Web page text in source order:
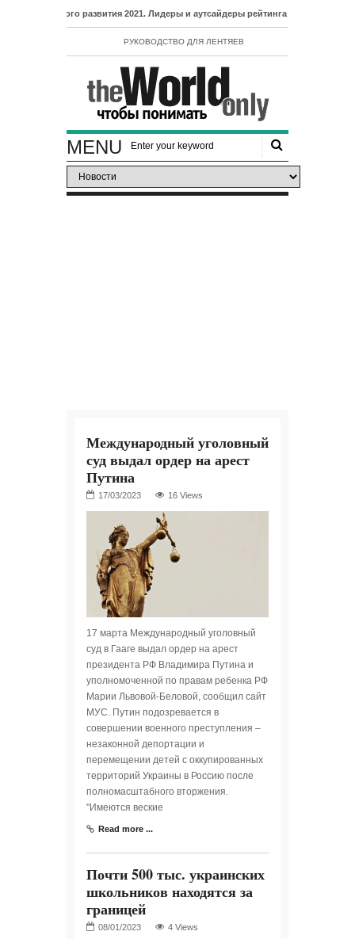
развития 2021. Лидеры и аутсайдеры рейтинга ИЧР
РУКОВОДСТВО ДЛЯ ЛЕНТЯЕВ
MENU
Международный уголовный
суд выдал ордер на арест
Путина
16 Views
17 марта Международный уголовный
суд в Гааге выдал ордер на арест
президента РФ Владимира Путина и
уполномоченной по правам ребенка РФ
Марии Львовой-Беловой, сообщил сайт
МУС. Путин подозревается в
совершении военного преступления –
незаконной депортации и
перемещении детей с оккупированных
территорий Украины в Россию после
полномасштабного вторжения.
"Имеются веские
Read more ...
Почти 500 тыс. украинских
школьников находятся за
границей
4 Views